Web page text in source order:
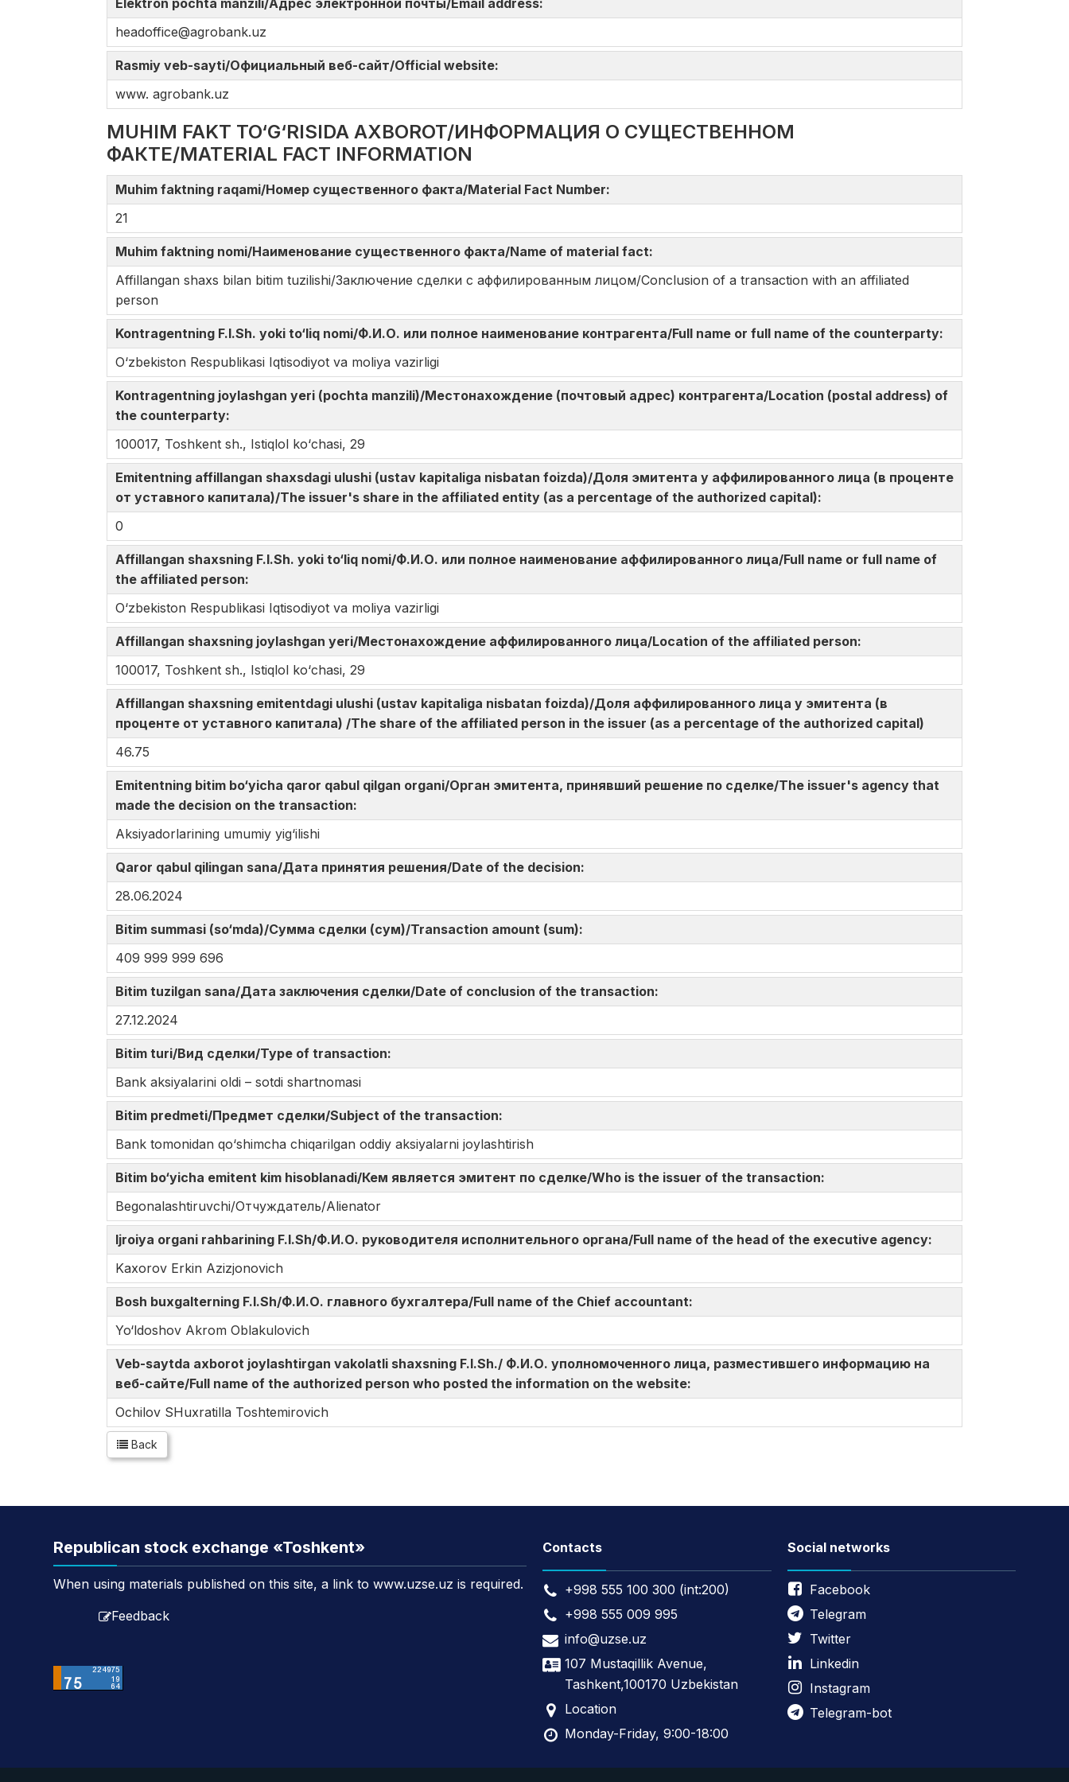
Elektron pochta manzili/Адрес электронной почты/Email address:
headoffice@agrobank.uz
Rasmiy veb-sayti/Официальный веб-сайт/Official website:
www. agrobank.uz
MUHIM FAKT TO‘G‘RISIDA AXBOROT/ИНФОРМАЦИЯ О СУЩЕСТВЕННОМ
ФАКТЕ/MATERIAL FACT INFORMATION
Muhim faktning raqami/Номер существенного факта/Material Fact Number:
21
Muhim faktning nomi/Наименование существенного факта/Name of material fact:
Affillangan shaxs bilan bitim tuzilishi/Заключение сделки с аффилированным лицом/Conclusion of a transaction with an affiliated
person
Kontragentning F.I.Sh. yoki to‘liq nomi/Ф.И.О. или полное наименование контрагента/Full name or full name of the counterparty:
О‘zbekiston Respublikasi Iqtisodiyot va moliya vazirligi
Kontragentning joylashgan yeri (pochta manzili)/Местонахождение (почтовый адрес) контрагента/Location (postal address) of
the counterparty:
100017, Toshkent sh., Istiqlol kо‘chasi, 29
Emitentning affillangan shaxsdagi ulushi (ustav kapitaliga nisbatan foizda)/Доля эмитента у аффилированного лица (в проценте
от уставного капитала)/The issuer's share in the affiliated entity (as a percentage of the authorized capital):
0
Affillangan shaxsning F.I.Sh. yoki to‘liq nomi/Ф.И.О. или полное наименование аффилированного лица/Full name or full name of
the affiliated person:
О‘zbekiston Respublikasi Iqtisodiyot va moliya vazirligi
Affillangan shaxsning joylashgan yeri/Местонахождение аффилированного лица/Location of the affiliated person:
100017, Toshkent sh., Istiqlol kо‘chasi, 29
Affillangan shaxsning emitentdagi ulushi (ustav kapitaliga nisbatan foizda)/Доля аффилированного лица у эмитента (в
проценте от уставного капитала) /The share of the affiliated person in the issuer (as a percentage of the authorized capital)
46.75
Emitentning bitim bo‘yicha qaror qabul qilgan organi/Орган эмитента, принявший решение по сделке/The issuer's agency that
made the decision on the transaction:
Aksiyadorlarining umumiy yig‘ilishi
Qaror qabul qilingan sana/Дата принятия решения/Date of the decision:
28.06.2024
Bitim summasi (so‘mda)/Сумма сделки (сум)/Transaction amount (sum):
409 999 999 696
Bitim tuzilgan sana/Дата заключения сделки/Date of conclusion of the transaction:
27.12.2024
Bitim turi/Вид сделки/Type of transaction:
Bank aksiyalarini oldi – sotdi shartnomasi
Bitim predmeti/Предмет сделки/Subject of the transaction:
Bank tomonidan qо‘shimcha chiqarilgan oddiy aksiyalarni joylashtirish
Bitim bo‘yicha emitent kim hisoblanadi/Кем является эмитент по сделке/Who is the issuer of the transaction:
Begonalashtiruvchi/Отчуждатель/Alienator
Ijroiya organi rahbarining F.I.Sh/Ф.И.О. руководителя исполнительного органа/Full name of the head of the executive agency:
Kaxorov Erkin Azizjonovich
Bosh buxgalterning F.I.Sh/Ф.И.О. главного бухгалтера/Full name of the Chief accountant:
Yo‘ldoshov Akrom Oblakulovich
Veb-saytda axborot joylashtirgan vakolatli shaxsning F.I.Sh./ Ф.И.О. уполномоченного лица, разместившего информацию на
веб-сайте/Full name of the authorized person who posted the information on the website:
Ochilov SHuxratilla Toshtemirovich
Back
Republican stock exchange «Toshkent»
When using materials published on this site, a link to www.uzse.uz is required.
Feedback
Contacts
+998 555 100 300 (int:200)
+998 555 009 995
info@uzse.uz
107 Mustaqillik Avenue,
Tashkent,100170 Uzbekistan
Location
Monday-Friday, 9:00-18:00
Social networks
Facebook
Telegram
Twitter
Linkedin
Instagram
Telegram-bot